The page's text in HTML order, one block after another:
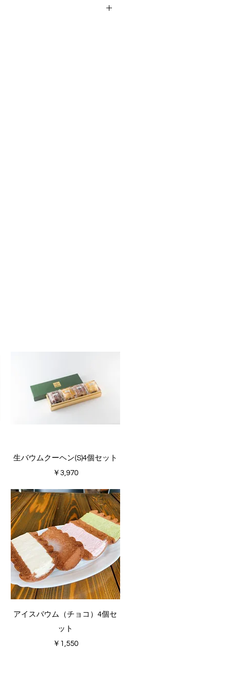
和歌山県産、アーモンドプー
ーキングパウダー、甘味料
クイックビュー
生バウムクーヘン(S)4個セット
価格
￥3,970
クイックビュー
アイスバウム（チョコ）4個セ
ット
価格
￥1,550